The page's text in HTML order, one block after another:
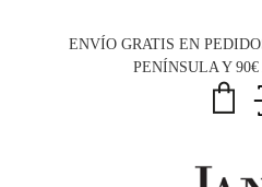
ENVÍO GRATIS EN
PENÍNSULA Y